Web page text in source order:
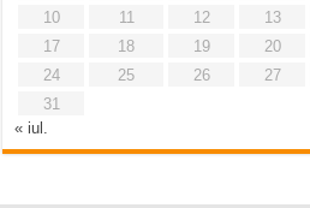
10
11 12 13
17
18 19 20
24
25 26 27
31
« iul.